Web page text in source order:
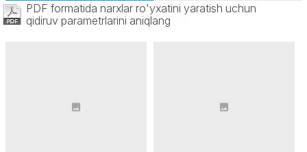
PDF formatida narxlar ro'yxatini yaratish uchun
qidiruv parametrlarini aniqlang